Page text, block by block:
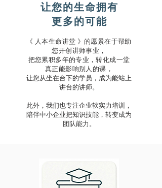
让您的生命拥有
更多的可能
《 人本生命讲堂 》的愿景在于帮助
您开创讲师事业，
把您累积多年的专业，转化成一堂
真正能影响别人的课，
让您从坐在台下的学员，成为能站上
讲台的讲师。
此外，我们也专注企业软实力培训，
​陪伴中小企业把知识技能，转变成为
团队能力。